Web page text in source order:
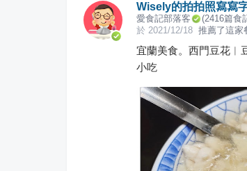
Wisely的拍拍照寫寫
愛食記部落客 (2416篇食
於 2021/12/18 推薦了這家
宜蘭美食。西門豆花︱
小吃